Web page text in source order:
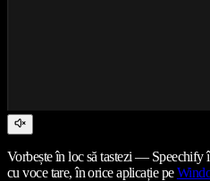
Vorbește în loc să tastezi — Speechify
cu voce tare, în orice aplicație pe